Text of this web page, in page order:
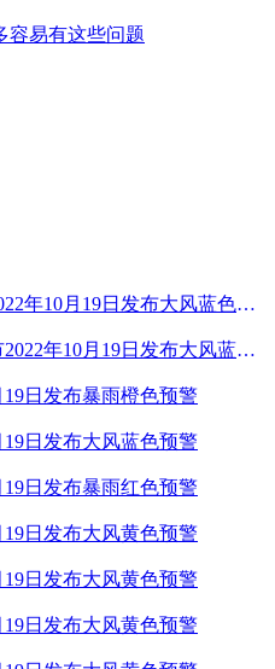
容易有这些问题
广西壮族自治区钦州市2022年10月19日发布大风蓝色预警
广西壮族自治区防城港市2022年10月19日发布大风蓝色预警
日发布暴雨橙色预警
日发布大风蓝色预警
日发布暴雨红色预警
日发布大风黄色预警
日发布大风黄色预警
日发布大风黄色预警